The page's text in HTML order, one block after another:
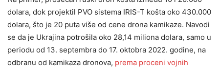
dolara, dok projektil PVO sistema IRIS-T košta oko 430.000
dolara, što je 20 puta više od cene drona kamikaze. Navodi
se da je Ukrajina potrošila oko 28,14 miliona dolara, samo u
periodu od 13. septembra do 17. oktobra 2022. godine, na
odbranu od kamikaza dronova, prema proceni vojnih